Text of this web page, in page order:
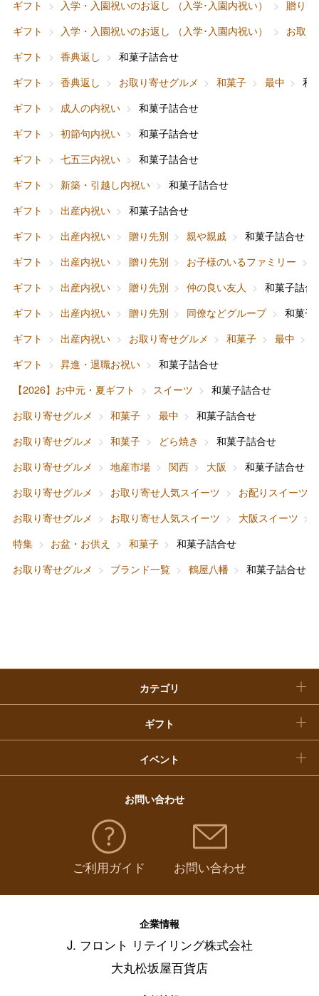
ギフト
入学・入園祝いのお返し （入学･入園内祝い）
贈り先
ギフト
入学・入園祝いのお返し （入学･入園内祝い）
お取
ギフト
香典返し
和菓子詰合せ
ギフト
香典返し お取り寄せグルメ 和菓子 最中
和
ギフト
成人の内祝い
和菓子詰合せ
ギフト
初節句内祝い
和菓子詰合せ
ギフト
七五三内祝い
和菓子詰合せ
ギフト
新築・引越し内祝い
和菓子詰合せ
ギフト
出産内祝い
和菓子詰合せ
ギフト
出産内祝い 贈り先別 親や親戚
和菓子詰合せ
ギフト
出産内祝い 贈り先別 お子様のいるファミリー
ギフト
出産内祝い 贈り先別 仲の良い友人
和菓子詰合
ギフト
出産内祝い 贈り先別 同僚などグループ
和菓子
ギフト
出産内祝い お取り寄せグルメ 和菓子 最中
ギフト
昇進・退職お祝い
和菓子詰合せ
【2026】お中元・夏ギフト
スイーツ
和菓子詰合せ
お取り寄せグルメ
和菓子 最中
和菓子詰合せ
お取り寄せグルメ
和菓子 どら焼き
和菓子詰合せ
お取り寄せグルメ
地産市場 関西 大阪
和菓子詰合せ
お取り寄せグルメ
お取り寄せ人気スイーツ
お配りスイーツ
お取り寄せグルメ
お取り寄せ人気スイーツ 大阪スイーツ
特集
お盆・お供え 和菓子
和菓子詰合せ
お取り寄せグルメ
ブランド一覧 鶴屋八幡 和菓子詰合せ
カテゴリ
フード＆スイーツ
ファッション
ホーム＆インテリア
ベビー＆キッズ
ギフト
出産内祝い
結婚内祝い
お香典返し
快気祝い
イベント
バレンタインチョコレート
ホワイトデー
母の日
父の日
お中元
敬老の日
福袋
お問い合わせ
ご利用ガイド お問い合わせ
企業情報
J. フロント リテイリング株式会社
大丸松坂屋百貨店